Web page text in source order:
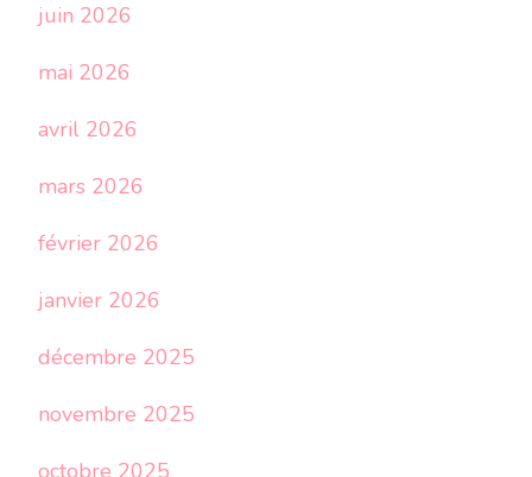
juin 2026
mai 2026
avril 2026
mars 2026
février 2026
janvier 2026
décembre 2025
novembre 2025
octobre 2025